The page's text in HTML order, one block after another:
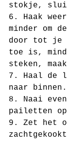
stokje, sluit
6. Haak
minder om
door tot je
toe is,
steken,
7. Haal de
naar binnen.
8. Naai
pailetten op
9. Zet het